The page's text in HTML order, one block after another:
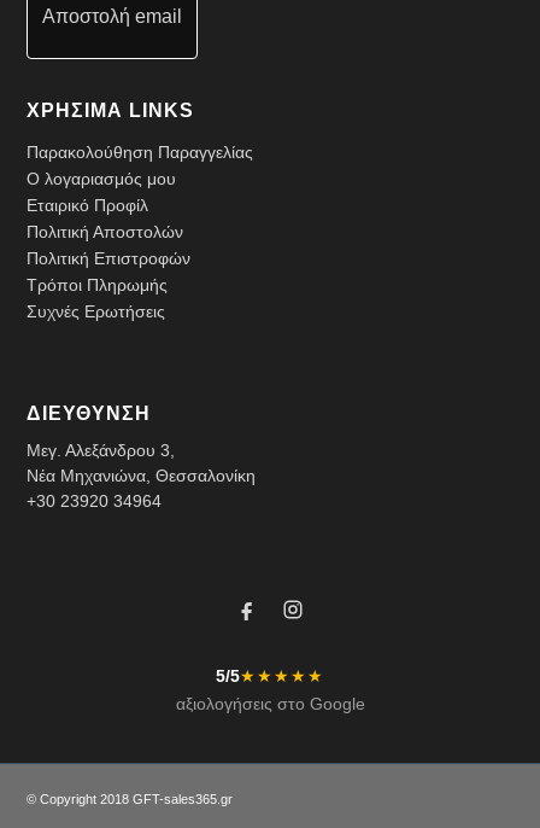
Αποστολή email
ΧΡΗΣΙΜΑ LINKS
Παρακολούθηση Παραγγελίας
Ο λογαριασμός μου
Εταιρικό Προφίλ
Πολιτική Αποστολών
Πολιτική Επιστροφών
Τρόποι Πληρωμής
Συχνές Ερωτήσεις
ΔΙΕΥΘΥΝΣΗ
Μεγ. Αλεξάνδρου 3,
Νέα Μηχανιώνα, Θεσσαλονίκη
+30 23920 34964
5/5★★★★★
αξιολογήσεις στο Google
© Copyright 2018 GFT-sales365.gr